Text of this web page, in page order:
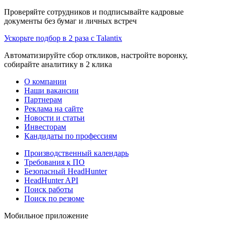
Проверяйте сотрудников и подписывайте кадровые
документы без бумаг и личных встреч
Ускорьте подбор в 2 раза с Talantix
Автоматизируйте сбор откликов, настройте воронку,
собирайте аналитику в 2 клика
О компании
Наши вакансии
Партнерам
Реклама на сайте
Новости и статьи
Инвесторам
Кандидаты по профессиям
Производственный календарь
Требования к ПО
Безопасный HeadHunter
HeadHunter API
Поиск работы
Поиск по резюме
Мобильное приложение